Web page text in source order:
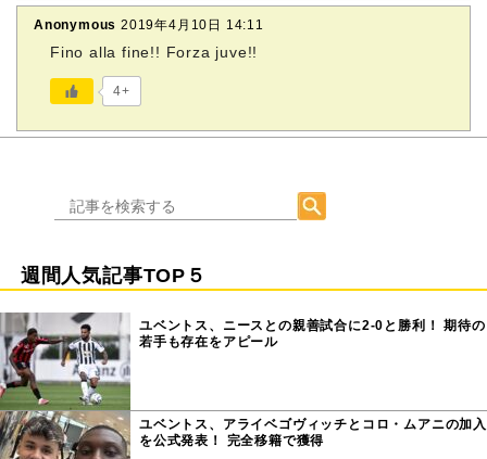
Anonymous 2019年4月10日 14:11
Fino alla fine!! Forza juve!!
4+
週間人気記事TOP５
ユベントス、ニースとの親善試合に2-0と勝利！ 期待の
若手も存在をアピール
ユベントス、アライベゴヴィッチとコロ・ムアニの加入
を公式発表！ 完全移籍で獲得